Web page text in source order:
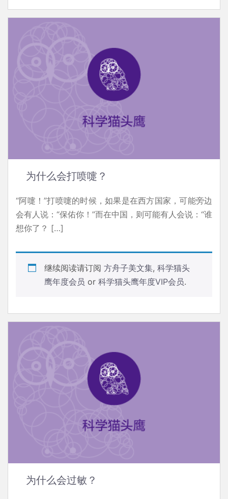
为什么会打喷嚏？
“阿嚏！”打喷嚏的时候，如果是在西方国家，可能旁边
会有人说：“保佑你！”而在中国，则可能有人会说：“谁
想你了？ […]
继续阅读请订阅 方舟子美文集, 科学猫头
鹰年度会员 or 科学猫头鹰年度VIP会员.
为什么会过敏？